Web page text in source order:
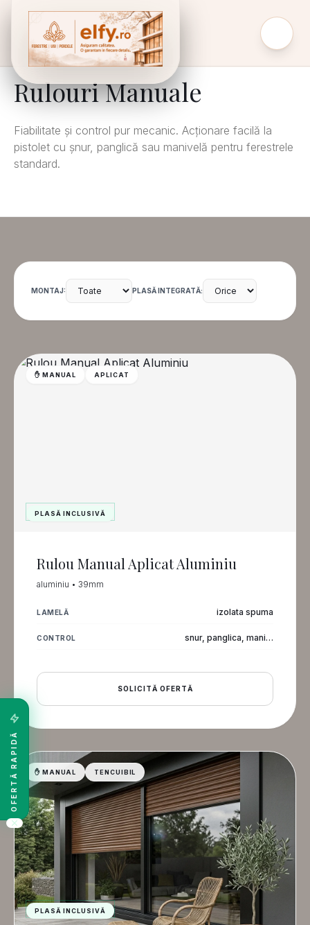
OFERTĂ RAPIDĂ
Rulouri Manuale
Fiabilitate și control pur mecanic. Acționare facilă la
pistolet cu șnur, panglică sau manivelă pentru ferestrele
standard.
MONTAJ: PLASĂ INTEGRATĂ:
✋ MANUAL APLICAT
PLASĂ INCLUSIVĂ
Rulou Manual Aplicat Aluminiu
aluminiu • 39mm
LAMELĂ izolata spuma
CONTROL snur, panglica, manivela
SOLICITĂ OFERTĂ
✋ MANUAL TENCUIBIL
PLASĂ INCLUSIVĂ